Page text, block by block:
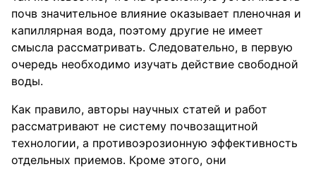
почв значительное влияние оказывает пленочная и
капиллярная вода, поэтому другие не имеет
смысла рассматривать. Следовательно, в первую
очередь необходимо изучать действие свободной
воды.
Как правило, авторы научных статей и работ
рассматривают не систему почвозащитной
технологии, а противоэрозионную эффективность
отдельных приемов. Кроме этого, они